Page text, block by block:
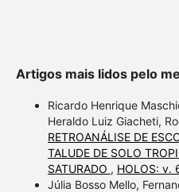
Artigos mais lidos pelo
Ricardo Henrique
Heraldo Luiz Giacheti,
RETROANÁLISE DE
TALUDE DE SOLO
SATURADO , HOLOS: v.
Júlia Bosso Mello,